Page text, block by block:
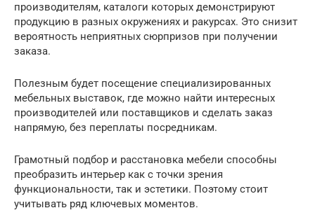
производителям, каталоги которых демонстрируют
продукцию в разных окружениях и ракурсах. Это снизит
вероятность неприятных сюрпризов при получении
заказа.
Полезным будет посещение специализированных
мебельных выставок, где можно найти интересных
производителей или поставщиков и сделать заказ
напрямую, без переплаты посредникам.
Грамотный подбор и расстановка мебели способны
преобразить интерьер как с точки зрения
функциональности, так и эстетики. Поэтому стоит
учитывать ряд ключевых моментов.